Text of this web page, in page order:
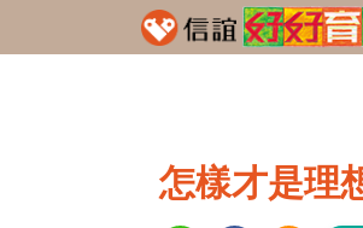
怎樣才是理